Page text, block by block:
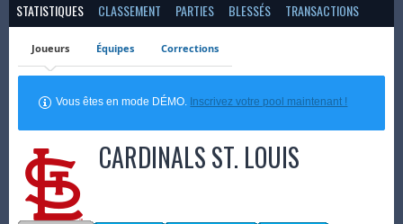
STATISTIQUES CLASSEMENT PARTIES BLESSÉS TRANSACTIONS
Joueurs Équipes Corrections
Vous êtes en mode DÉMO. Inscrivez votre pool maintenant !
CARDINALSST. LOUIS